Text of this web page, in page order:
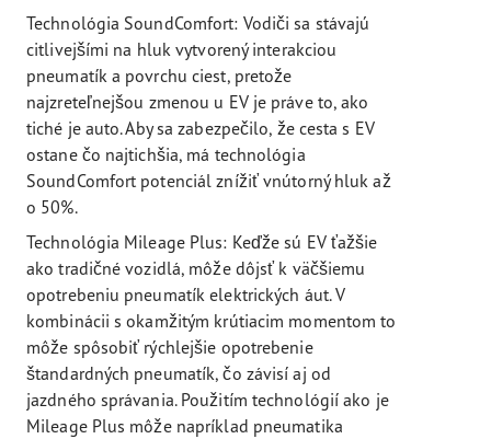
Technológia SoundComfort: Vodiči sa stávajú
citlivejšími na hluk vytvorený interakciou
pneumatík a povrchu ciest, pretože
najzreteľnejšou zmenou u EV je práve to, ako
tiché je auto. Aby sa zabezpečilo, že cesta s EV
ostane čo najtichšia, má technológia
SoundComfort potenciál znížiť vnútorný hluk až
o 50%.
Technológia Mileage Plus: Keďže sú EV ťažšie
ako tradičné vozidlá, môže dôjsť k väčšiemu
opotrebeniu pneumatík elektrických áut. V
kombinácii s okamžitým krútiacim momentom to
môže spôsobiť rýchlejšie opotrebenie
štandardných pneumatík, čo závisí aj od
jazdného správania. Použitím technológií ako je
Mileage Plus môže napríklad pneumatika